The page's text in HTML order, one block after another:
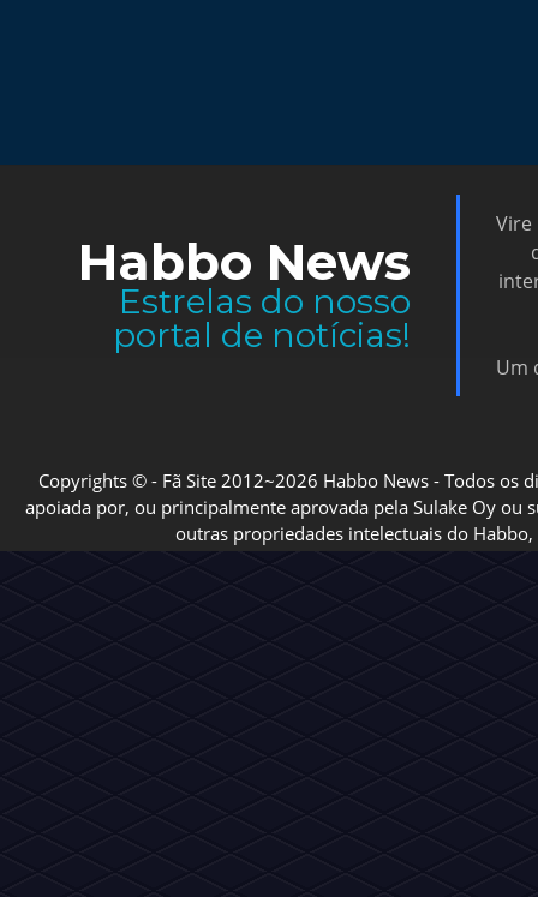
Habbo News
Estrelas do nosso
portal de notícias!
Vire
Um
Copyrights © - Fã Site 2012~2026 Habbo News - Todos os
apoiada por, ou principalmente aprovada pela Sulake Oy ou
outras propriedades intelectuais do